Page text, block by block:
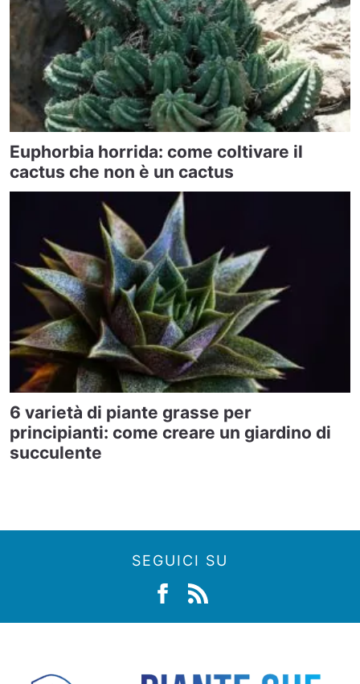
Euphorbia horrida: come coltivare il
cactus che non è un cactus
6 varietà di piante grasse per
principianti: come creare un giardino di
succulente
SEGUICI SU